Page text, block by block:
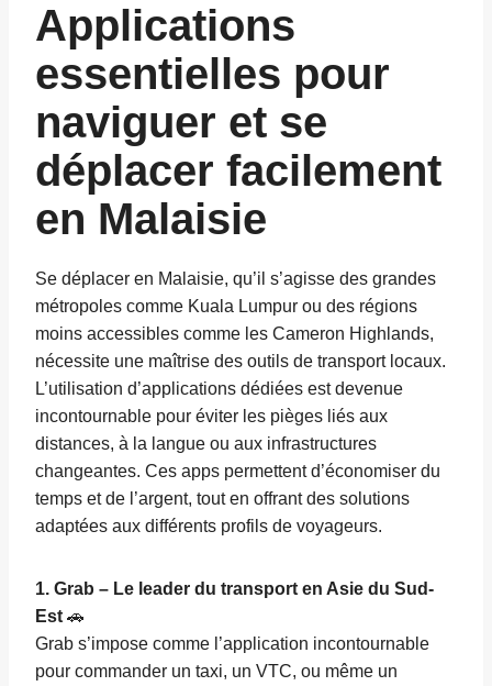
Applications
essentielles pour
naviguer et se
déplacer facilement
en Malaisie
Se déplacer en Malaisie, qu’il s’agisse des grandes
métropoles comme Kuala Lumpur ou des régions
moins accessibles comme les Cameron Highlands,
nécessite une maîtrise des outils de transport locaux.
L’utilisation d’applications dédiées est devenue
incontournable pour éviter les pièges liés aux
distances, à la langue ou aux infrastructures
changeantes. Ces apps permettent d’économiser du
temps et de l’argent, tout en offrant des solutions
adaptées aux différents profils de voyageurs.
1. Grab – Le leader du transport en Asie du Sud-
Est 🚗
Grab s’impose comme l’application incontournable
pour commander un taxi, un VTC, ou même un